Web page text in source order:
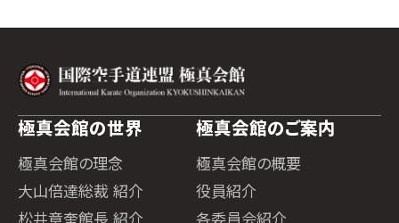
極真会館の世界
極真会館の理念
大山倍達総裁 紹介
極真会館のご案内
極真会館の概要
役員紹介